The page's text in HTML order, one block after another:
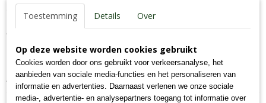
Productcode
Productcode leverancier
Bruto gewicht
0,51 Kg
Omschrijving
Aanvullend diervoeder voor honden
Analyse: eiwit 76%, vet 17%, as 2.2%, celstof 0.6%, vocht 6.7%.
Toestemming Details Over
Op deze website worden cookies gebruikt
Cookies worden door ons gebruikt voor verkeersanalyse, het
aanbieden van sociale media-functies en het personaliseren van
informatie en advertenties. Daarnaast verlenen we onze sociale
media-, advertentie- en analysepartners toegang tot informatie over